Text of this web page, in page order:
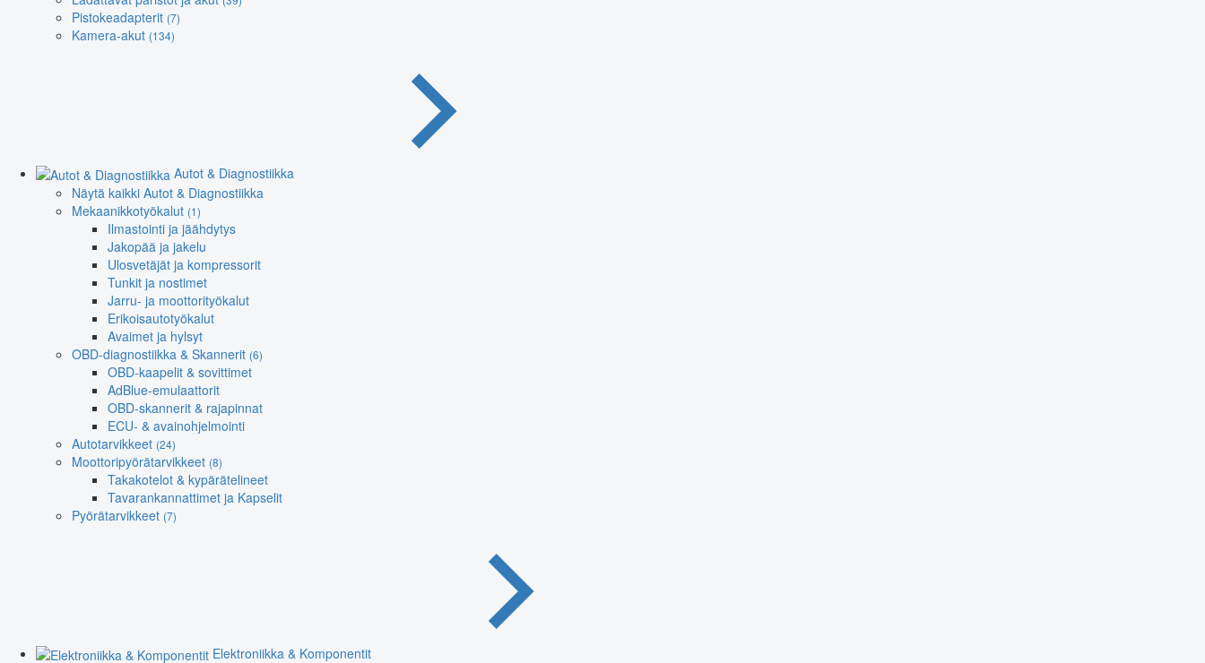
Pistokeadapterit (7)
Kamera-akut (134)
Autot & Diagnostiikka
Näytä kaikki Autot & Diagnostiikka
Mekaanikkotyökalut (1)
Ilmastointi ja jäähdytys
Jakopää ja jakelu
Ulosvetäjät ja kompressorit
Tunkit ja nostimet
Jarru- ja moottorityökalut
Erikoisautotyökalut
Avaimet ja hylsyt
OBD-diagnostiikka & Skannerit (6)
OBD-kaapelit & sovittimet
AdBlue-emulaattorit
OBD-skannerit & rajapinnat
ECU- & avainohjelmointi
Autotarvikkeet (24)
Moottoripyörätarvikkeet (8)
Takakotelot & kypärätelineet
Tavarankannattimet ja Kapselit
Pyörätarvikkeet (7)
Elektroniikka & Komponentit